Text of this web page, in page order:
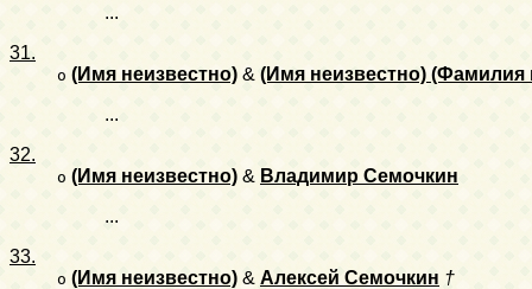
...
31.
o (Имя неизвестно) & (Имя неизвестно) (Фамилия
...
32.
o (Имя неизвестно) & Владимир Семочкин
...
33.
o (Имя неизвестно) & Алексей Семочкин †